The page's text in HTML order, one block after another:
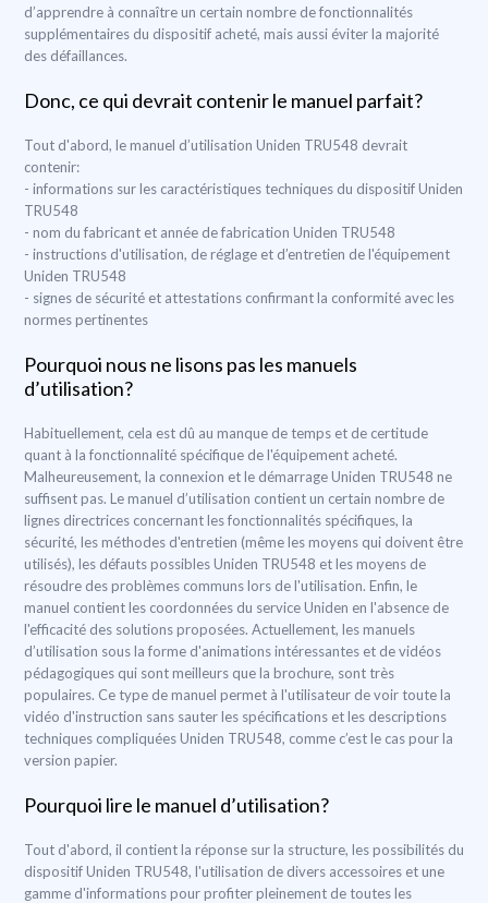
d’apprendre à connaître un certain nombre de fonctionnalités
supplémentaires du dispositif acheté, mais aussi éviter la majorité
des défaillances.
Donc, ce qui devrait contenir le manuel parfait?
Tout d'abord, le manuel d’utilisation Uniden TRU548 devrait
contenir:
- informations sur les caractéristiques techniques du dispositif Uniden
TRU548
- nom du fabricant et année de fabrication Uniden TRU548
- instructions d'utilisation, de réglage et d’entretien de l'équipement
Uniden TRU548
- signes de sécurité et attestations confirmant la conformité avec les
normes pertinentes
Pourquoi nous ne lisons pas les manuels
d’utilisation?
Habituellement, cela est dû au manque de temps et de certitude
quant à la fonctionnalité spécifique de l'équipement acheté.
Malheureusement, la connexion et le démarrage Uniden TRU548 ne
suffisent pas. Le manuel d’utilisation contient un certain nombre de
lignes directrices concernant les fonctionnalités spécifiques, la
sécurité, les méthodes d'entretien (même les moyens qui doivent être
utilisés), les défauts possibles Uniden TRU548 et les moyens de
résoudre des problèmes communs lors de l'utilisation. Enfin, le
manuel contient les coordonnées du service Uniden en l'absence de
l'efficacité des solutions proposées. Actuellement, les manuels
d’utilisation sous la forme d'animations intéressantes et de vidéos
pédagogiques qui sont meilleurs que la brochure, sont très
populaires. Ce type de manuel permet à l'utilisateur de voir toute la
vidéo d'instruction sans sauter les spécifications et les descriptions
techniques compliquées Uniden TRU548, comme c’est le cas pour la
version papier.
Pourquoi lire le manuel d’utilisation?
Tout d'abord, il contient la réponse sur la structure, les possibilités du
dispositif Uniden TRU548, l'utilisation de divers accessoires et une
gamme d'informations pour profiter pleinement de toutes les